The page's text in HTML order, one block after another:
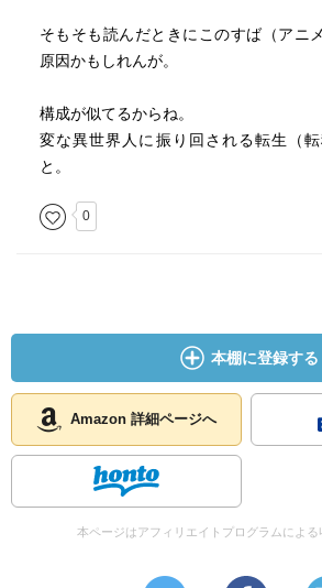
そもそも読んだときにこのすば（アニ
原因かもしれんが。
構成が似てるからね。
変な異世界人に振り回される転生（転
と。
0
本棚に登録する
Amazon 詳細ページへ
本ページはアフィリエイトプログラムによる